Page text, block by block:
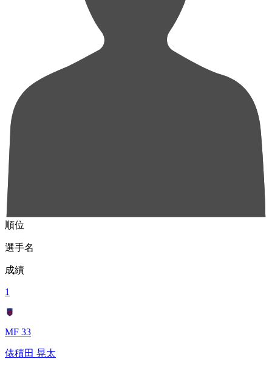
順位
選手名
成績
1
MF 33
俵積田 晃太